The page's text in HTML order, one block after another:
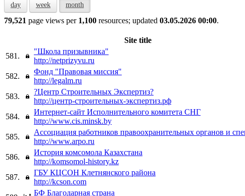
day week month
79,521 page views per 1,100 resources; updated 03.05.2026 00:00.
Site title
581.
"Школа призывника"
http://netprizyvu.ru
582.
Фонд "Правовая миссия"
http://legalm.ru
583.
?Центр Строительных Экспертиз?
http://центр-строительных-экспертиз.рф
584.
Интернет-сайт Исполнительного комитета СНГ
http://www.cis.minsk.by
585.
Ассоциация работников правоохранительных органов и
http://www.arpo.ru
586.
История комсомола Казахстана
http://komsomol-history.kz
587.
ГБУ КЦСОН Клетнянского района
http://kcson.com
БФ Благодарная страна